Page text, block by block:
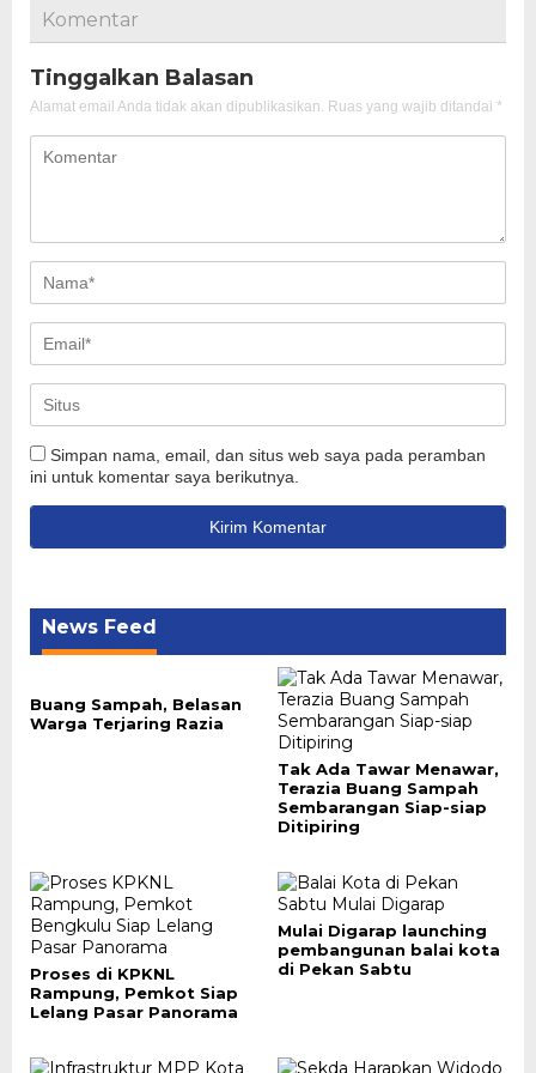
Komentar
Tinggalkan Balasan
Alamat email Anda tidak akan dipublikasikan. Ruas yang wajib ditandai *
Simpan nama, email, dan situs web saya pada peramban
ini untuk komentar saya berikutnya.
News Feed
Buang Sampah, Belasan
Warga Terjaring Razia
Tak Ada Tawar Menawar,
Terazia Buang Sampah
Sembarangan Siap-siap
Ditipiring
Proses di KPKNL
Rampung, Pemkot Siap
Lelang Pasar Panorama
Mulai Digarap launching
pembangunan balai kota
di Pekan Sabtu